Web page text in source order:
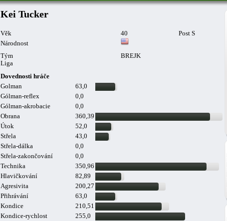
Kei Tucker
Věk 40
Post S
Národnost
Tým
BREJK
Liga
Dovednosti hráče
Golman
63,0
Gólman-reflex
0,0
Gólman-akrobacie
0,0
Obrana
360,39
Útok
52,0
Střela
43,0
Střela-dálka
0,0
Střela-zakončování
0,0
Technika
350,96
Hlavičkování
82,89
Agresivita
200,27
Přihrávání
63,0
Kondice
210,51
Kondice-rychlost
255,0